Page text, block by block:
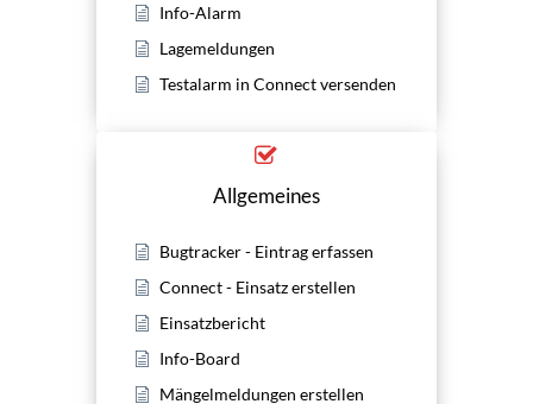
Info-Alarm
Lagemeldungen
Testalarm in Connect versenden
Allgemeines
Bugtracker - Eintrag erfassen
Connect - Einsatz erstellen
Einsatzbericht
Info-Board
Mängelmeldungen erstellen